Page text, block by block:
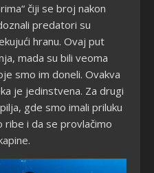
čiji se broj nakon
predatori su
hranu. Ovaj put
mada su bili veoma
smo im doneli. Ovakva
je jedinstvena. Za drugi
gde smo imali priluku
i da se provlačimo